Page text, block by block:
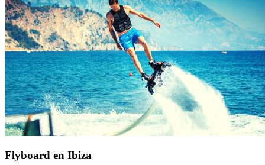
Flyboard en Ibiza